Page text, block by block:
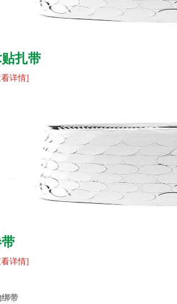
扎带
详情]
详情]